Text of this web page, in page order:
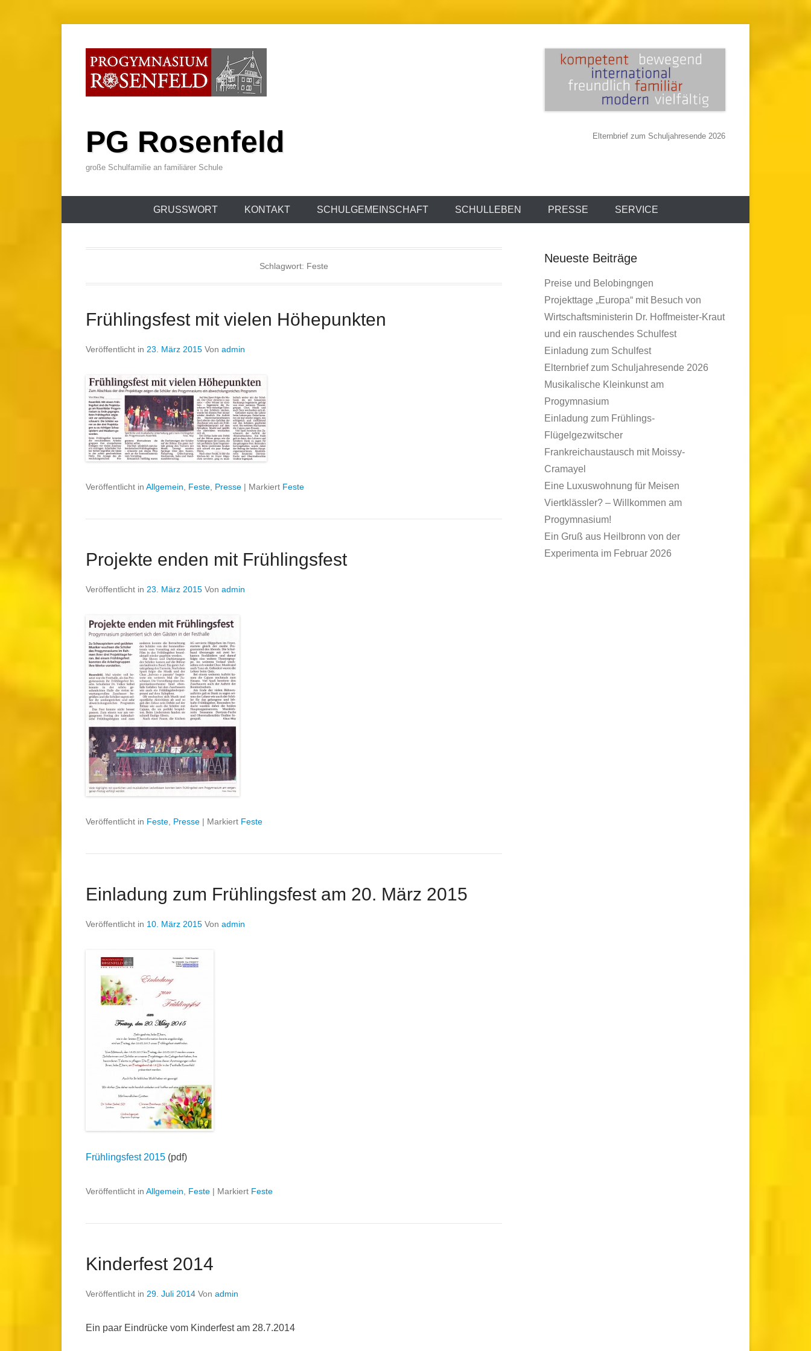
wechseln
PG Rosenfeld
große Schulfamilie an familiärer Schule
Elternbrief zum Schuljahresende 2026
GRUSSWORT KONTAKT SCHULGEMEINSCHAFT SCHULLEBEN PRESSE SERVICE
Schlagwort: Feste
Frühlingsfest mit vielen Höhepunkten
Veröffentlicht in 23. März 2015 Von admin
Veröffentlicht in Allgemein Feste Presse | Markiert Feste
Projekte enden mit Frühlingsfest
Veröffentlicht in 23. März 2015 Von admin
Veröffentlicht in Feste Presse | Markiert Feste
Einladung zum Frühlingsfest am 20. März 2015
Veröffentlicht in 10. März 2015 Von admin
Frühlingsfest 2015 (pdf)
Veröffentlicht in Allgemein Feste | Markiert Feste
Kinderfest 2014
Veröffentlicht in 29. Juli 2014 Von admin
Ein paar Eindrücke vom Kinderfest am 28.7.2014
Neueste Beiträge
Preise und Belobingngen
Projekttage „Europa“ mit Besuch von
Wirtschaftsministerin Dr. Hoffmeister-Kraut
und ein rauschendes Schulfest
Einladung zum Schulfest
Elternbrief zum Schuljahresende 2026
Musikalische Kleinkunst am
Progymnasium
Einladung zum Frühlings-
Flügelgezwitscher
Frankreichaustausch mit Moissy-
Cramayel
Eine Luxuswohnung für Meisen
Viertklässler? – Willkommen am
Progymnasium!
Ein Gruß aus Heilbronn von der
Experimenta im Februar 2026